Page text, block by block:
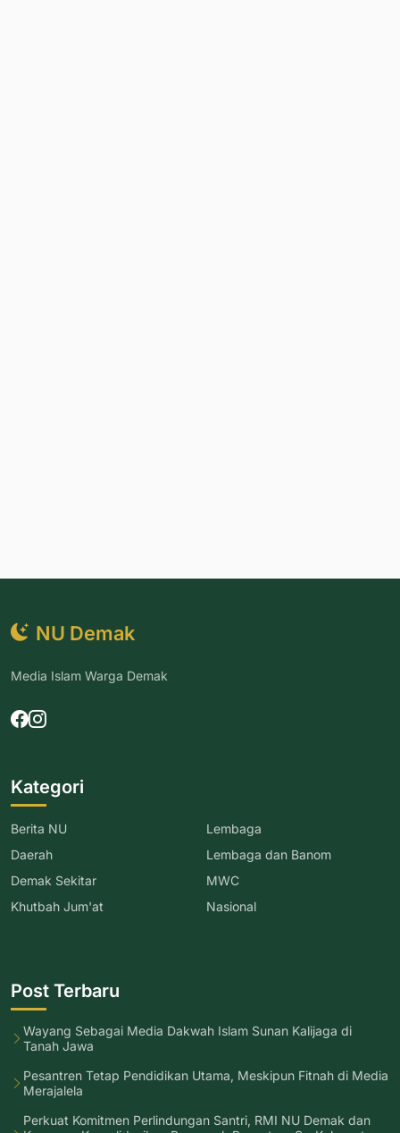
NU Demak
Media Islam Warga Demak
Kategori
Berita NU
Daerah
Demak Sekitar
Khutbah Jum'at
Lembaga
Lembaga dan Banom
MWC
Nasional
Post Terbaru
Wayang Sebagai Media Dakwah Islam Sunan Kalijaga di
Tanah Jawa
Pesantren Tetap Pendidikan Utama, Meskipun Fitnah di Media
Merajalela
Perkuat Komitmen Perlindungan Santri, RMI NU Demak dan